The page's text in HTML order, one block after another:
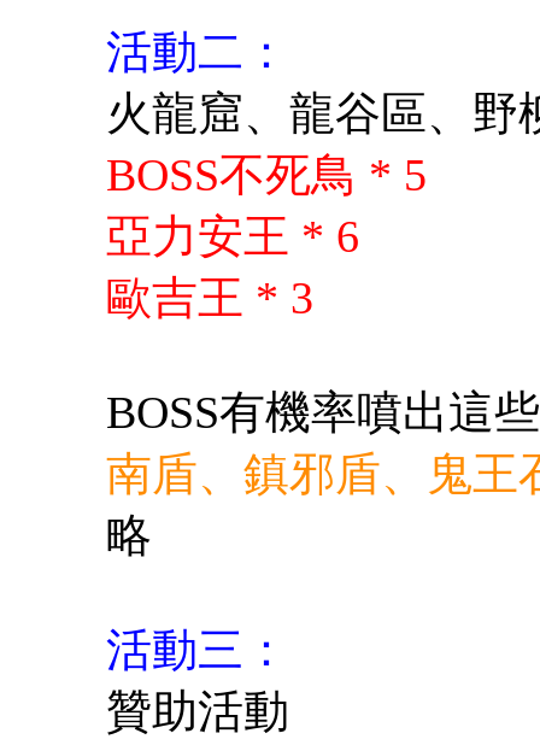
活動二：
火龍窟、龍谷區、野
BOSS不死鳥 * 5
亞力安王 * 6
歐吉王 * 3
BOSS有機率噴出這
南盾、鎮邪盾、鬼王
略
活動三：
贊助活動